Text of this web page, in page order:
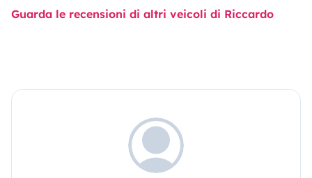
Guarda le recensioni di altri veicoli di Riccardo